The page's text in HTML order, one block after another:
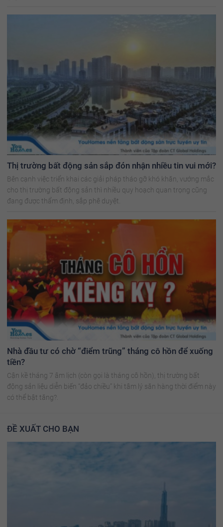
Thị trường bất động sản sắp đón nhận nhiều tin vui mới?
Bên cạnh việc triển khai các giải pháp tháo gỡ khó khăn, vướng mắc
cho thị trường bất động sản thì nhiều quy hoạch quan trọng cũng
đang được thẩm định, sắp phê duyệt.
Nhà đầu tư có chờ “điểm trũng” tháng cô hồn để xuống
tiền?
Cận kề tháng 7 âm lịch (còn gọi là tháng cô hồn), thị trường bất
động sản liệu diễn biến “đảo chiều” khi tâm lý săn hàng thời điểm này
có thể bật tăng?.
ĐỀ XUẤT CHO BẠN